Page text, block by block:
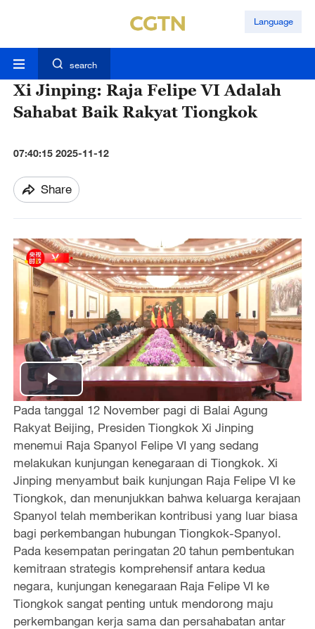
Language
search
Xi Jinping: Raja Felipe VI Adalah
Sahabat Baik Rakyat Tiongkok
07:40:15 2025-11-12
Share
P
l
a
y
V
i
d
e
Pada tanggal 12 November pagi di Balai Agung
Rakyat Beijing, Presiden Tiongkok Xi Jinping
menemui Raja Spanyol Felipe VI yang sedang
melakukan kunjungan kenegaraan di Tiongkok. Xi
Jinping menyambut baik kunjungan Raja Felipe VI ke
Tiongkok, dan menunjukkan bahwa keluarga kerajaan
Spanyol telah memberikan kontribusi yang luar biasa
bagi perkembangan hubungan Tiongkok-Spanyol.
Pada kesempatan peringatan 20 tahun pembentukan
kemitraan strategis komprehensif antara kedua
negara, kunjungan kenegaraan Raja Felipe VI ke
Tiongkok sangat penting untuk mendorong maju
perkembangan kerja sama dan persahabatan antar